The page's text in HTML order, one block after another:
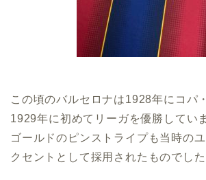
この頃のバルセロナは1928年にコパ
1929年に初めてリーガを優勝してい
ゴールドのピンストライプも当時の
クセントとして採用されたものでした